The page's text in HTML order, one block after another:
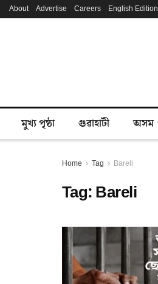
About Advertise Careers English Edition
মুখ্য পৃষ্ঠা গুৱাহাটী অসম
Home Tag Bareli
Tag:Bareli